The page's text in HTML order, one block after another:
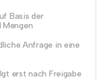
Basis der
Mengen
Anfrage in eine
erst nach Freigabe